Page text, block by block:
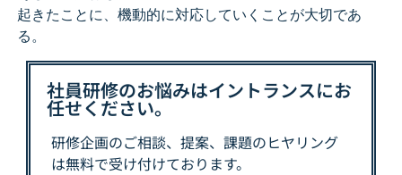
起きたことに、機動的に対応していくことが大切であ
る。
社員研修のお悩みはイントランスにお
任せください。
研修企画のご相談、提案、課題のヒヤリング
は無料で受け付けております。